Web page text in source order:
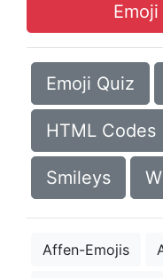
Emoji Quiz
HTML Codes
Smileys
Affen-Emojis